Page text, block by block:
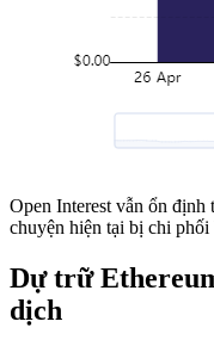
Open Interest vẫn ổn định
chuyện hiện tại bị chi phối
Dự trữ
dịch